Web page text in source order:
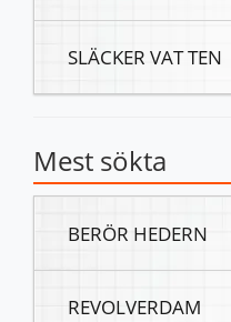
SLÄCKER VAT TEN
Mest sökta
BERÖR HEDERN
REVOLVERDAM